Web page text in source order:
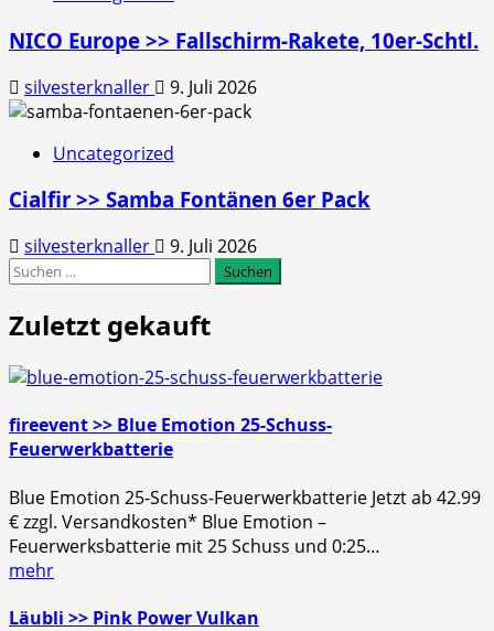
NICO Europe >> Fallschirm-Rakete, 10er-Schtl.
silvesterknaller 9. Juli 2026
Uncategorized
Cialfir >> Samba Fontänen 6er Pack
silvesterknaller
9. Juli 2026
Suchen
Zuletzt gekauft
fireevent >> Blue Emotion 25-Schuss-
Feuerwerkbatterie
Blue Emotion 25-Schuss-Feuerwerkbatterie Jetzt ab 42.99
€ zzgl. Versandkosten* Blue Emotion –
Feuerwerksbatterie mit 25 Schuss und 0:25…
mehr
Läubli >> Pink Power Vulkan